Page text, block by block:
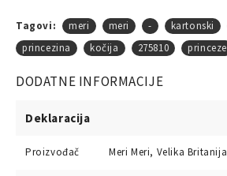
Tagovi: meri meri - kartonski
princezina
kočija 275810 princeze
DODATNE INFORMACIJE
Deklaracija
Proizvođač Meri Meri, Velika Britanija